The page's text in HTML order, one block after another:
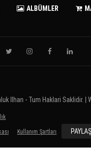
ALBÜMLER
Ilhan - Tum Haklari Saklidir. |
Kullanım Şartları PAYLAŞ